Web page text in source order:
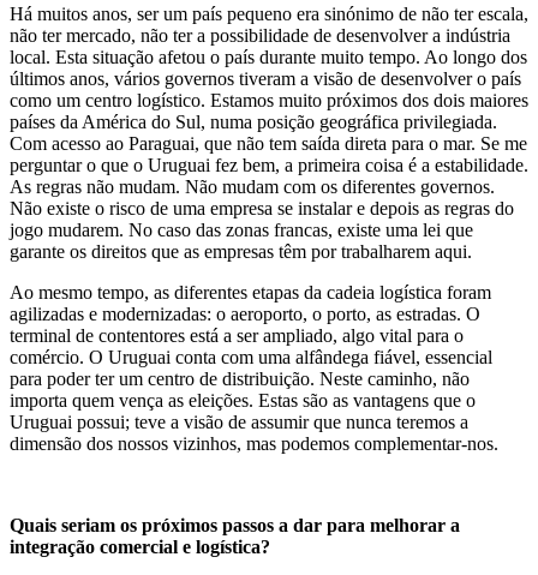
Há muitos anos, ser um país pequeno era sinónimo de não ter escala,
não ter mercado, não ter a possibilidade de desenvolver a indústria
local. Esta situação afetou o país durante muito tempo. Ao longo dos
últimos anos, vários governos tiveram a visão de desenvolver o país
como um centro logístico. Estamos muito próximos dos dois maiores
países da América do Sul, numa posição geográfica privilegiada.
Com acesso ao Paraguai, que não tem saída direta para o mar. Se me
perguntar o que o Uruguai fez bem, a primeira coisa é a estabilidade.
As regras não mudam. Não mudam com os diferentes governos.
Não existe o risco de uma empresa se instalar e depois as regras do
jogo mudarem. No caso das zonas francas, existe uma lei que
garante os direitos que as empresas têm por trabalharem aqui.
Ao mesmo tempo, as diferentes etapas da cadeia logística foram
agilizadas e modernizadas: o aeroporto, o porto, as estradas. O
terminal de contentores está a ser ampliado, algo vital para o
comércio. O Uruguai conta com uma alfândega fiável, essencial
para poder ter um centro de distribuição. Neste caminho, não
importa quem vença as eleições. Estas são as vantagens que o
Uruguai possui; teve a visão de assumir que nunca teremos a
dimensão dos nossos vizinhos, mas podemos complementar-nos.
Quais seriam os próximos passos a dar para melhorar a
integração comercial e logística?